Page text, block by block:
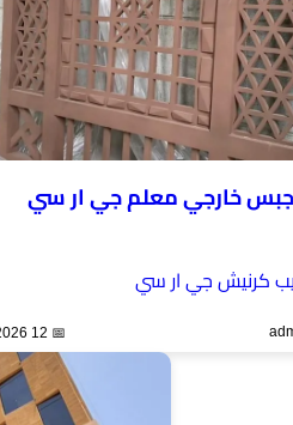
خارجي معلم جي ار سي
كرنيش جي ار سي
📅 12 Apr 2026